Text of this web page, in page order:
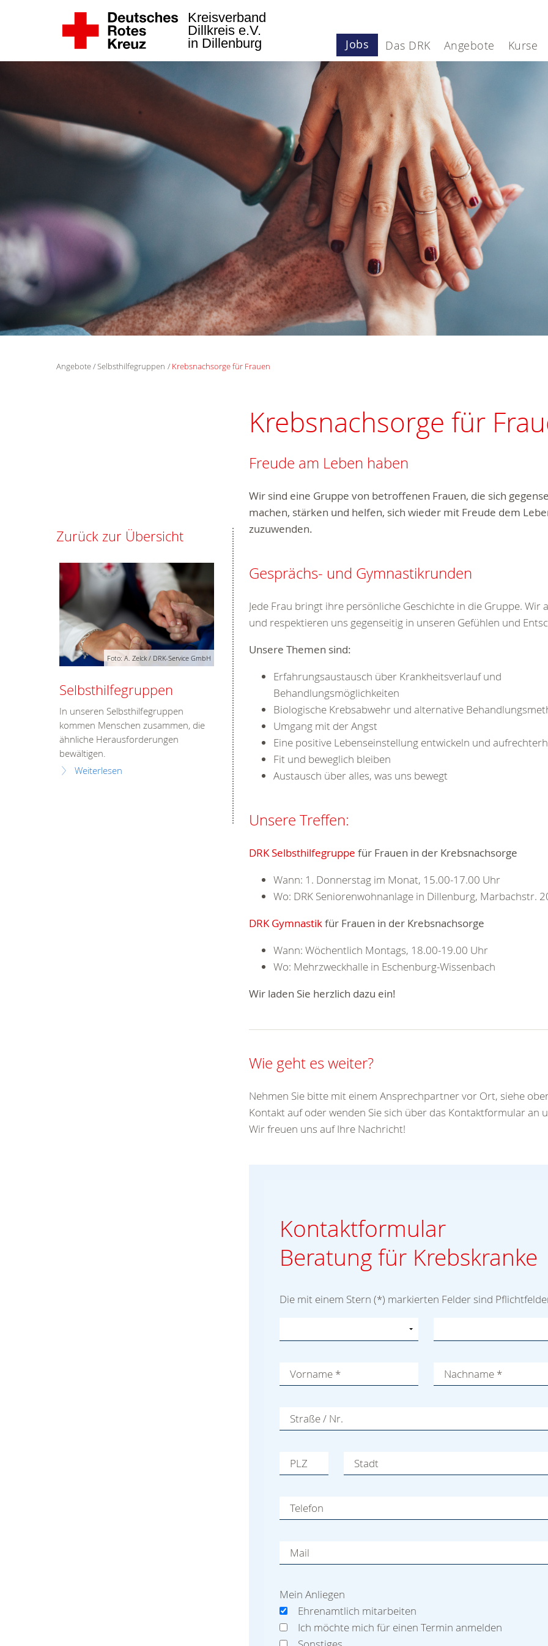
Jobs Das DRK Angebote Kurse
Kreisverband
Dillkreis e.V.
in Dillenburg
Angebote Selbsthilfegruppen Krebsnachsorge für Frauen
Krebsnachsorge für
Freude am Leben haben
Wir sind eine Gruppe von betroffenen Frauen, die sich
machen, stärken und helfen, sich wieder mit Freude dem
zuzuwenden.
Gesprächs- und Gymnastikrunden
Jede Frau bringt ihre persönliche Geschichte in die Gruppe. Wir
und respektieren uns gegenseitig in unseren Gefühlen und
Unsere Themen sind:
Erfahrungsaustausch über Krankheitsverlauf und
Behandlungsmöglichkeiten
Biologische Krebsabwehr und alternative
Umgang mit der Angst
Eine positive Lebenseinstellung entwickeln und
Fit und beweglich bleiben
Austausch über alles, was uns bewegt
Unsere Treffen:
DRK Selbsthilfegruppe für Frauen in der Krebsnachsorge
Wann: 1. Donnerstag im Monat, 15.00-17.00 Uhr
Wo: DRK Seniorenwohnanlage in Dillenburg, Marbachstr.
DRK Gymnastikfür Frauen in der Krebsnachsorge
Wann: Wöchentlich Montags, 18.00-19.00 Uhr
Wo: Mehrzweckhalle in Eschenburg-Wissenbach
Wir laden Sie herzlich dazu ein!
Wie geht es weiter?
Nehmen Sie bitte mit einem Ansprechpartner vor Ort, siehe
Kontakt auf oder wenden Sie sich über das Kontaktformular an
Wir freuen uns auf Ihre Nachricht!
Kontaktformular
Beratung für Krebskranke
Die mit einem Stern (*) markierten Felder sind
Vorname * Nachname *
Straße / Nr.
PLZ Stadt
Telefon
Mail
Mein Anliegen
Ehrenamtlich mitarbeiten
Ich möchte mich für einen Termin anmelden
Zurück zur Übersicht
Foto: A. Zelck / DRK-Service GmbH
Selbsthilfegruppen
In unseren Selbsthilfegruppen
kommen Menschen zusammen, die
ähnliche Herausforderungen
bewältigen.
Weiterlesen